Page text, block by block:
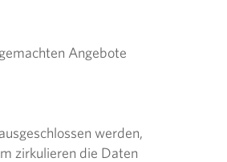
Angebote
werden,
zirkulieren die Daten